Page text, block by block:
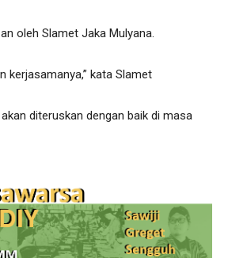
oleh Slamet Jaka Mulyana.
kerjasamanya,” kata Slamet
diteruskan dengan baik di masa